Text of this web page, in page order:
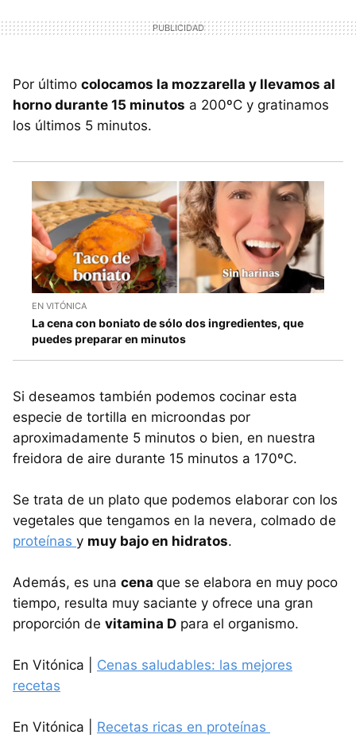
Por último colocamos la mozzarella y llevamos al
horno durante 15 minutos a 200ºC y gratinamos
los últimos 5 minutos.
EN VITÓNICA
La cena con boniato de sólo dos ingredientes, que
puedes preparar en minutos
Si deseamos también podemos cocinar esta
especie de tortilla en microondas por
aproximadamente 5 minutos o bien, en nuestra
freidora de aire durante 15 minutos a 170ºC.
Se trata de un plato que podemos elaborar con los
vegetales que tengamos en la nevera, colmado de
proteínas y muy bajo en hidratos.
Además, es una cena que se elabora en muy poco
tiempo, resulta muy saciante y ofrece una gran
proporción de vitamina D para el organismo.
En Vitónica | Cenas saludables: las mejores
recetas
En Vitónica | Recetas ricas en proteínas